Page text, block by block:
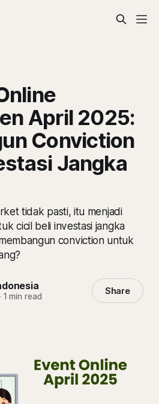
April 2025:
Conviction
Jangka
tidak pasti, itu menjadi
cicil beli investasi jangka
conviction untuk
1 min read Share